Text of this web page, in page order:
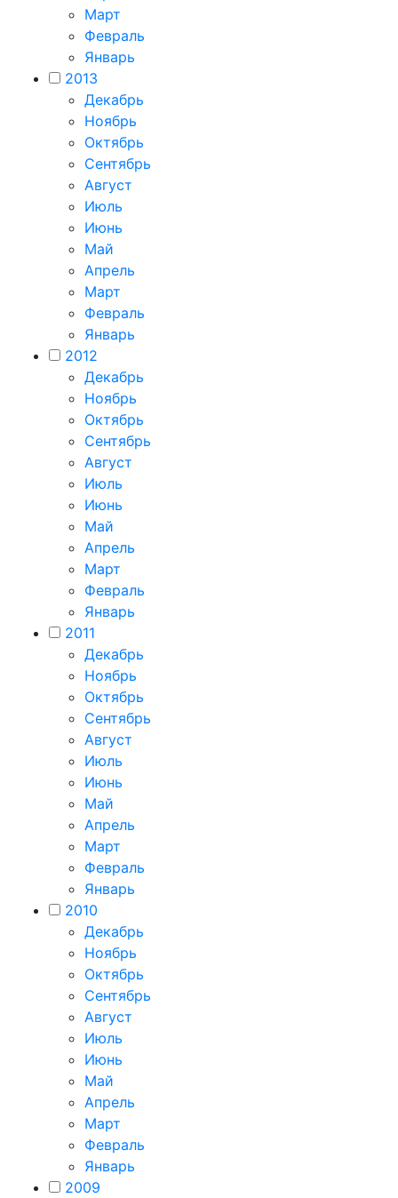
Март
Февраль
Январь
2013
Декабрь
Ноябрь
Октябрь
Сентябрь
Август
Июль
Июнь
Май
Апрель
Март
Февраль
Январь
2012
Декабрь
Ноябрь
Октябрь
Сентябрь
Август
Июль
Июнь
Май
Апрель
Март
Февраль
Январь
2011
Декабрь
Ноябрь
Октябрь
Сентябрь
Август
Июль
Июнь
Май
Апрель
Март
Февраль
Январь
2010
Декабрь
Ноябрь
Октябрь
Сентябрь
Август
Июль
Июнь
Май
Апрель
Март
Февраль
Январь
2009